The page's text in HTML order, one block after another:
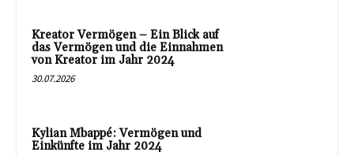
Kreator Vermögen – Ein Blick auf
das Vermögen und die Einnahmen
von Kreator im Jahr 2024
30.07.2026
Kylian Mbappé: Vermögen und
Einkünfte im Jahr 2024